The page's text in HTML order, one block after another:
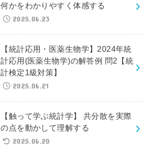
何かをわかりやすく体感する
2025.06.23
【統計応用・医薬生物学】2024年統
計応用(医薬生物学)の解答例 問2【統
計検定1級対策】
2025.06.21
【触って学ぶ統計学】 共分散を実際
の点を動かして理解する
2025.06.20